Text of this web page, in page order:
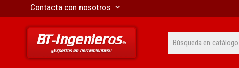
Contacta con nosotros keyboard_arrow_down